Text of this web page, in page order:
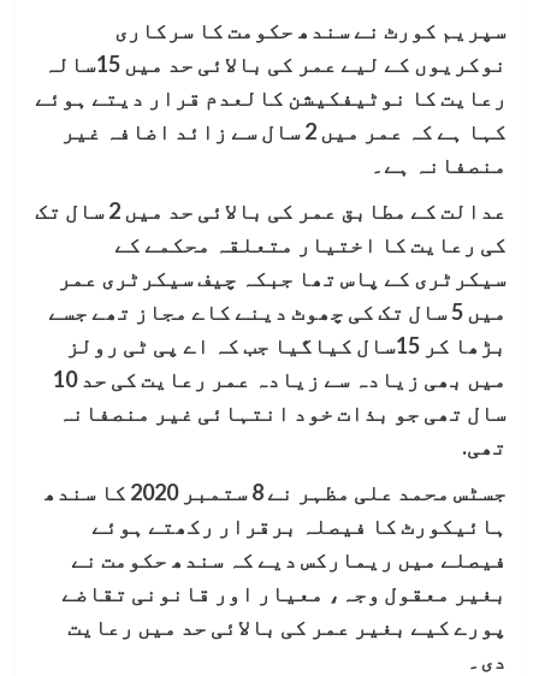
سپریم کورٹ نے سندھ حکومت کا سرکاری
نوکریوں کے لیے عمر کی بالائی حد میں 15سالہ
رعایت کا نوٹیفکیشن کالعدم قرار دیتے ہوئے
کہا ہے کہ عمر میں 2 سال سے زائد اضافہ غیر
منصفانہ ہے۔
عدالت کے مطابق عمر کی بالائی حد میں 2 سال تک
کی رعایت کا اختیار متعلقہ محکمے کے
سیکرٹری کے پاس تھا جبکہ چیف سیکرٹری عمر
میں 5 سال تک کی چھوٹ دینے کاے مجاز تھے جسے
بڑھا کر 15سال کیاگیا جب کہ اے پی ٹی رولز
میں بھی زیادہ سے زیادہ عمر رعایت کی حد 10
سال تھی جو بذات خود انتہائی غیر منصفانہ
تھی.
جسٹس محمد علی مظہر نے 8 ستمبر 2020 کا سندھ
ہائیکورٹ کا فیصلہ برقرار رکھتے ہوئے
فیصلے میں ریمارکس دیے کہ سندھ حکومت نے
بغیر معقول وجہ، معیار اور قانونی تقاضے
پورے کیے بغیر عمر کی بالائی حد میں رعایت
دی۔